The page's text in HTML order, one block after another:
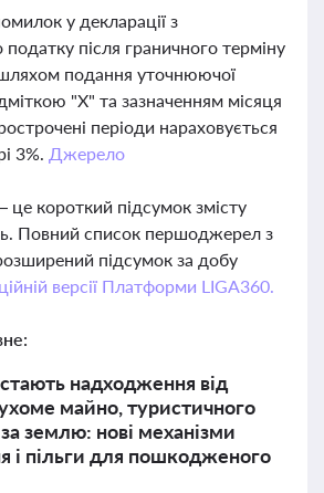
у декларації з
після граничного терміну
подання уточнюючої
"Х" та зазначенням місяця
періоди нараховується
3%. Джерело
короткий підсумок змісту
Повний список першоджерел з
підсумок за добу
версії Платформи LIGA360.
надходження від
майно, туристичного
землю: нові механізми
і пільги для пошкодженого